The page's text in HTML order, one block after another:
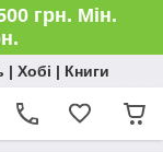
грн. Мін.
| Хобі | Книги